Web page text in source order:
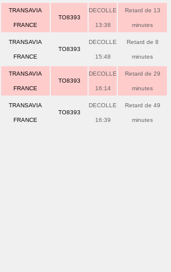
TRANSAVIA
FRANCE
TO8393
DECOLLE
13:38
Retard de 13
minutes
TRANSAVIA
FRANCE
TO8393
DECOLLE
15:48
Retard de 8
minutes
TRANSAVIA
FRANCE
TO8393
DECOLLE
16:14
Retard de 29
minutes
TRANSAVIA
FRANCE
TO8393
DECOLLE
16:39
Retard de 49
minutes